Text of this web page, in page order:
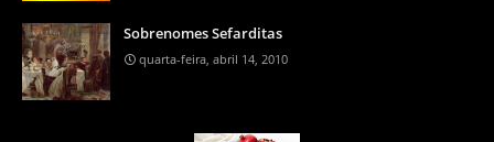
Sobrenomes Sefarditas
quarta-feira, abril 14, 2010